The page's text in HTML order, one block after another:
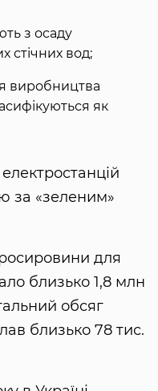
з осаду
стічних вод;
виробництва
як
за «зеленим»
для
близько 1,8 млн
обсяг
близько 78 тис.